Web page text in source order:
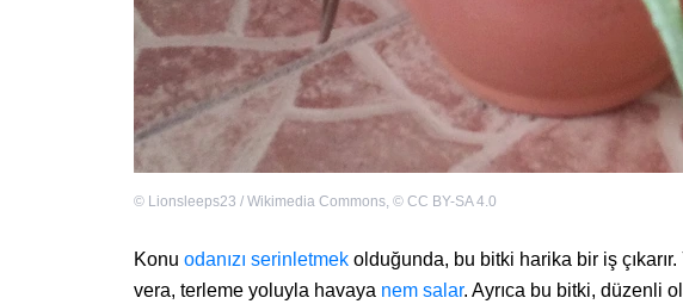
© Lionsleeps23 / Wikimedia Commons, © CC BY-SA 4.0
Konu odanızı serinletmek olduğunda, bu bitki harika bir iş
vera, terleme yoluyla havaya nem salar. Ayrıca bu bitki, düzenli